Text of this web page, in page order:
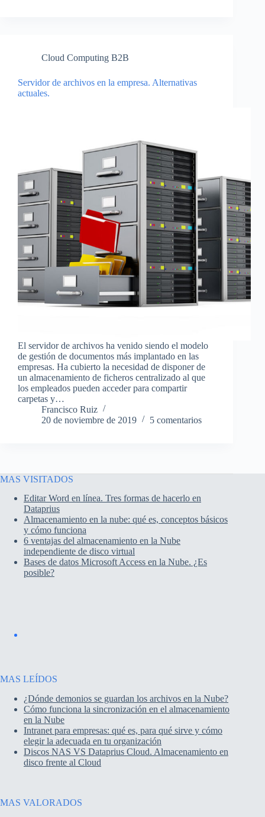
Cloud Computing B2B
Servidor de archivos en la empresa. Alternativas
actuales.
El servidor de archivos ha venido siendo el modelo
de gestión de documentos más implantado en las
empresas. Ha cubierto la necesidad de disponer de
un almacenamiento de ficheros centralizado al que
los empleados pueden acceder para compartir
carpetas y…
Francisco Ruiz
20 de noviembre de 2019
5 comentarios
MAS VISITADOS
Editar Word en línea. Tres formas de hacerlo en
Dataprius
Almacenamiento en la nube: qué es, conceptos básicos
y cómo funciona
6 ventajas del almacenamiento en la Nube
independiente de disco virtual
Bases de datos Microsoft Access en la Nube. ¿Es
posible?
MAS LEÍDOS
¿Dónde demonios se guardan los archivos en la Nube?
Cómo funciona la sincronización en el almacenamiento
en la Nube
Intranet para empresas: qué es, para qué sirve y cómo
elegir la adecuada en tu organización
Discos NAS VS Dataprius Cloud. Almacenamiento en
disco frente al Cloud
MAS VALORADOS